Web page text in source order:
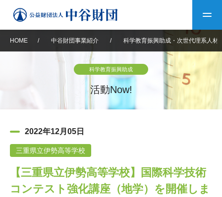
中谷財団について
設立趣意書
沿革 40年史デジタルブック
中谷財団40年史
中谷財団事業紹介
神戸賞 長期大型研究助成
中谷財団動画紹介
その他情報
HOME / 中谷財団事業紹介 / 科学教育振興助成・次世代理系人材
科学教育振興助成
活動Now!
2022年12月05日
三重県立伊勢高等学校
【三重県立伊勢高等学校】国際科学技術
コンテスト強化講座（地学）を開催しま